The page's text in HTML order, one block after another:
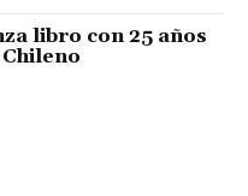
libro con 25 años